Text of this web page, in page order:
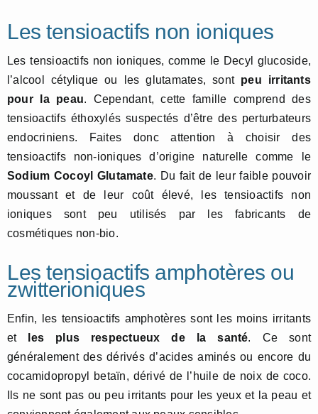
Les tensioactifs non ioniques
Les tensioactifs non ioniques, comme le Decyl glucoside,
l’alcool cétylique ou les glutamates, sontpeu irritants
pour la peau. Cependant, cette famille comprend des
tensioactifs éthoxylés suspectés d’être des perturbateurs
endocriniens. Faites donc attention à choisir des
tensioactifs non-ioniques d’origine naturelle comme le
Sodium Cocoyl Glutamate. Du fait de leur faible pouvoir
moussant et de leur coût élevé, les tensioactifs non
ioniques sont peu utilisés par les fabricants de
cosmétiques non-bio.
Les tensioactifs amphotères ou
zwitterioniques
Enfin, les tensioactifs amphotères sont les moins irritants
etles plus respectueux de la santé. Ce sont
généralement des dérivés d’acides aminés ou encore du
cocamidopropyl betaïn, dérivé de l’huile de noix de coco.
Ils ne sont pas ou peu irritants pour les yeux et la peau et